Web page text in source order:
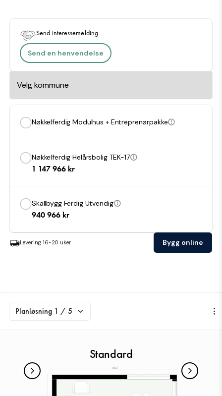
Send interessemelding
Send en henvendelse
Nøkkelferdig Modulhus + Entreprenørpakke
Nøkkelferdig Helårsbolig TEK-17
1 147 966 kr
Skallbygg Ferdig Utvendig
940 966 kr
Levering 16-20 uker Bygg online
Standard